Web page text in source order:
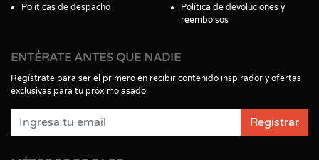
Políticas de despacho
Política de devoluciones y
reembolsos
ENTÉRATE ANTES QUE NADIE
Regístrate para ser el primero en recibir contenido inspirador y ofertas
exclusivas para tu próximo asado.
Registrar